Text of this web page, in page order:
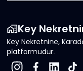
Key
Key Nekretnine,
platformudur.